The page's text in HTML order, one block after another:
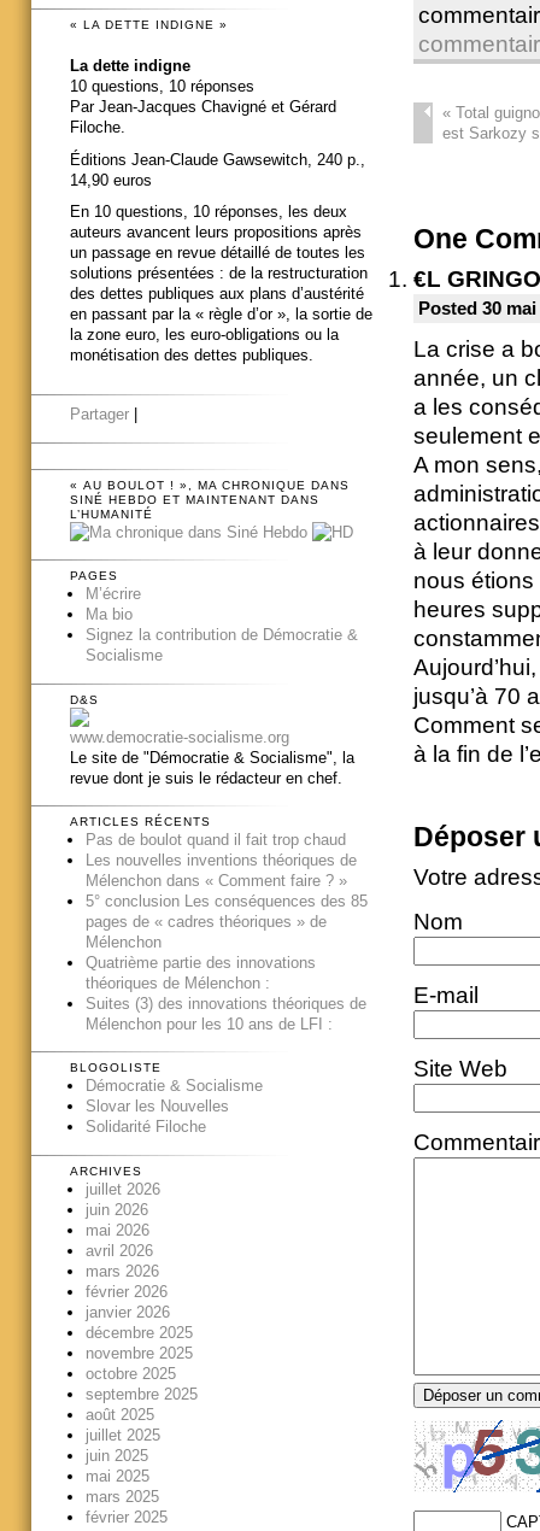
«Total
est Sarkozy
One
€L GRINGO
Posted 30
La crise a
année, un
a les
seulement
A mon
à leur
nous
heures
jusqu’à 70
Comment
à la fin de
Déposer
Votre
Nom
E-mail
Site Web
« LA DETTE INDIGNE »
La dette indigne
10 questions, 10 réponses
Par Jean-Jacques Chavigné et Gérard
Filoche.
Éditions Jean-Claude Gawsewitch, 240 p.,
14,90 euros
En 10 questions, 10 réponses, les deux
auteurs avancent leurs propositions après
un passage en revue détaillé de toutes les
solutions présentées : de la restructuration
des dettes publiques aux plans d’austérité
en passant par la « règle d’or », la sortie de
la zone euro, les euro-obligations ou la
monétisation des dettes publiques.
Partager
« AU BOULOT ! », MA CHRONIQUE DANS
SINÉ HEBDO ET MAINTENANT DANS
L’HUMANITÉ
PAGES
M’écrire
Ma bio
Signez la contribution de Démocratie &
Socialisme
D&S
www.democratie-socialisme.org
Le site de "Démocratie & Socialisme", la
revue dont je suis le rédacteur en chef.
ARTICLES RÉCENTS
Pas de boulot quand il fait trop chaud
Les nouvelles inventions théoriques de
Mélenchon dans « Comment faire ? »
5° conclusion Les conséquences des 85
pages de « cadres théoriques » de
Mélenchon
Quatrième partie des innovations
théoriques de Mélenchon :
Suites (3) des innovations théoriques de
Mélenchon pour les 10 ans de LFI :
BLOGOLISTE
Démocratie & Socialisme
Slovar les Nouvelles
Solidarité Filoche
ARCHIVES
juillet 2026
juin 2026
mai 2026
avril 2026
mars 2026
février 2026
janvier 2026
décembre 2025
novembre 2025
octobre 2025
septembre 2025
août 2025
juillet 2025
juin 2025
mai 2025
mars 2025
février 2025